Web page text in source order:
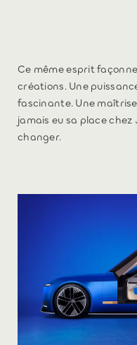
Ce même esprit
créations. Une
fascinante. Une maîtrise
jamais eu sa place
changer.